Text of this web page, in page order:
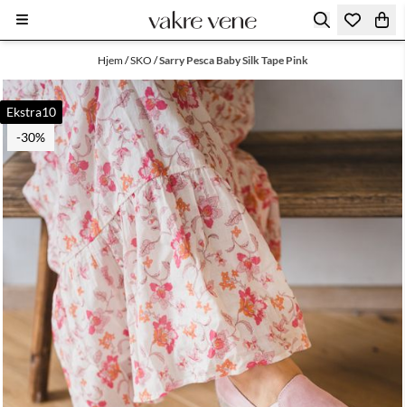
Hopp til innhold
Hjem/SKO /Sarry Pesca Baby Silk Tape Pink
Ekstra10
-30%